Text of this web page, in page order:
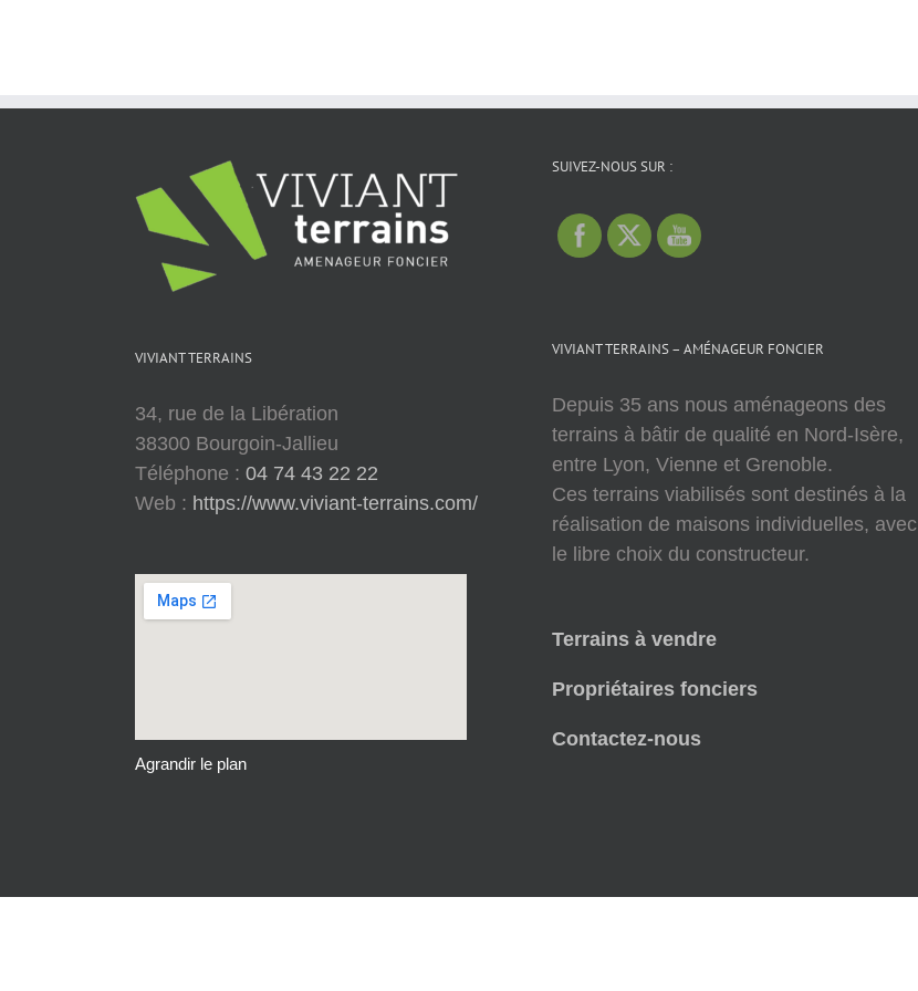
VIVIANT TERRAINS
34, rue de la Libération
38300 Bourgoin-Jallieu
Téléphone : 04 74 43 22 22
Web : https://www.viviant-terrains.com/
Agrandir le plan
SUIVEZ-NOUS SUR :
VIVIANT TERRAINS – AMÉNAGEUR FONCIER
Depuis 35 ans nous aménageons des
terrains à bâtir de qualité en Nord-Isère,
entre Lyon, Vienne et Grenoble.
Ces terrains viabilisés sont destinés à la
réalisation de maisons individuelles, avec
le libre choix du constructeur.
Terrains à vendre
Propriétaires fonciers
Contactez-nous